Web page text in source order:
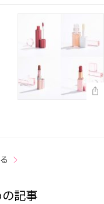
記事